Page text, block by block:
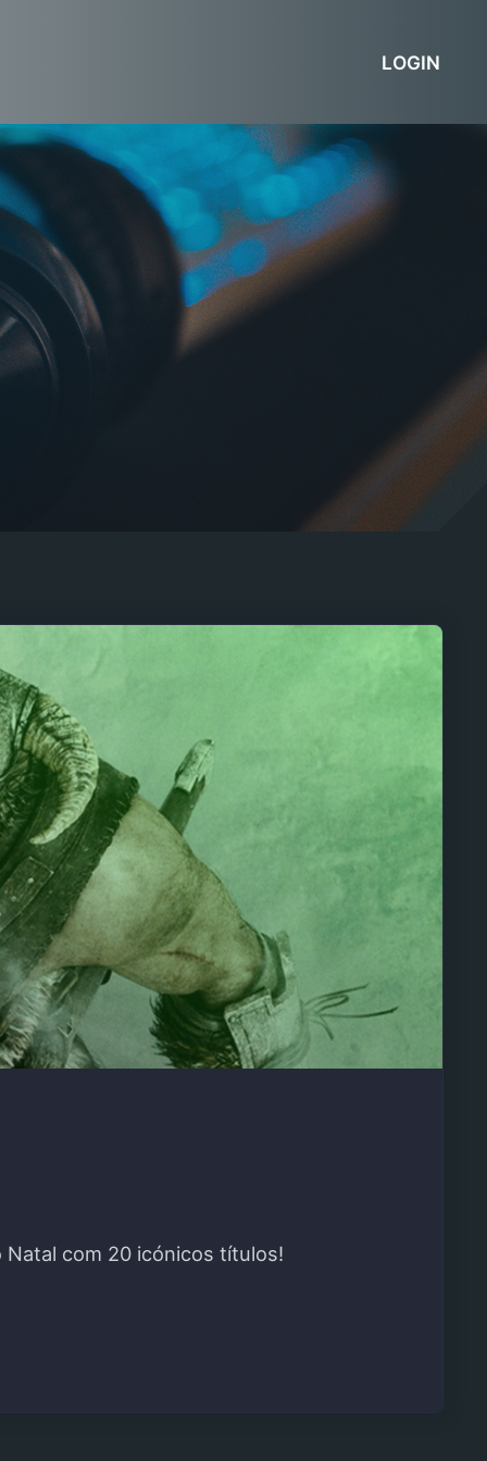
LOGIN
com 20 icónicos títulos!